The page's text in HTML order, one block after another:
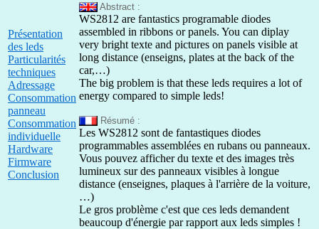
Présentation
des leds
Particularités
techniques
Adressage
Consommation
panneau
Consommation
individuelle
Hardware
Firmware
Conclusion
Abstract :
WS2812 are fantastics programable diodes
assembled in ribbons or panels. You can diplay
very bright texte and pictures on panels visible at
long distance (enseigns, plates at the back of the
car,…)
The big problem is that these leds requires a lot of
energy compared to simple leds!
Résumé :
Les WS2812 sont de fantastiques diodes
programmables assemblées en rubans ou panneaux.
Vous pouvez afficher du texte et des images très
lumineux sur des panneaux visibles à longue
distance (enseignes, plaques à l'arrière de la voiture,
…)
Le gros problème c'est que ces leds demandent
beaucoup d'énergie par rapport aux leds simples !